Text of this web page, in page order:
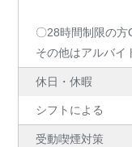
〇28時間制限の方
その他はアルバイ
休日・休暇
シフトによる
受動喫煙対策